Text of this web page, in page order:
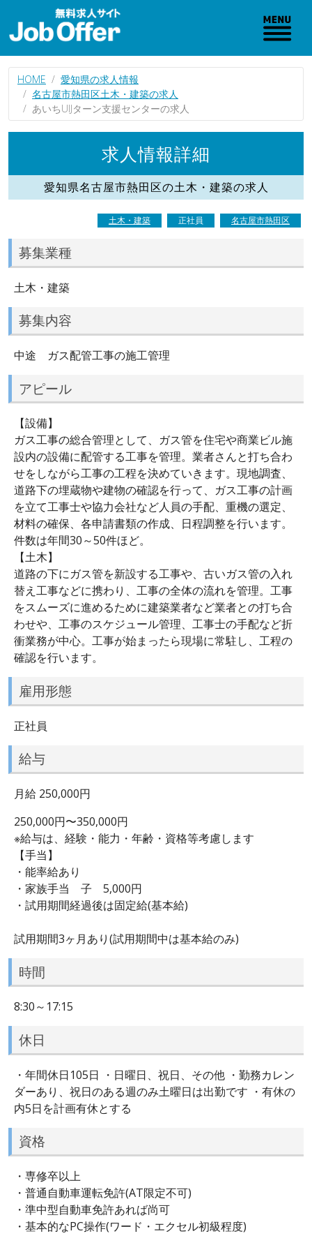
HOME
愛知県の求人情報
名古屋市熱田区土木・建築の求人
あいちUIJターン支援センターの求人
求人情報詳細
愛知県名古屋市熱田区の土木・建築の求人
土木・建築 正社員 名古屋市熱田区
募集業種
土木・建築
募集内容
中途 ガス配管工事の施工管理
アピール
【設備】
ガス工事の総合管理として、ガス管を住宅や商業ビル施
設内の設備に配管する工事を管理。業者さんと打ち合わ
せをしながら工事の工程を決めていきます。現地調査、
道路下の埋蔵物や建物の確認を行って、ガス工事の計画
を立て工事士や協力会社など人員の手配、重機の選定、
材料の確保、各申請書類の作成、日程調整を行います。
件数は年間30～50件ほど。
【土木】
道路の下にガス管を新設する工事や、古いガス管の入れ
替え工事などに携わり、工事の全体の流れを管理。工事
をスムーズに進めるために建築業者など業者との打ち合
わせや、工事のスケジュール管理、工事士の手配など折
衝業務が中心。工事が始まったら現場に常駐し、工程の
確認を行います。
雇用形態
正社員
給与
月給 250,000円
250,000円〜350,000円
※給与は、経験・能力・年齢・資格等考慮します
【手当】
・能率給あり
・家族手当 子 5,000円
・試用期間経過後は固定給(基本給)
試用期間3ヶ月あり(試用期間中は基本給のみ)
時間
8:30～17:15
休日
・年間休日105日 ・日曜日、祝日、その他 ・勤務カレン
ダーあり、祝日のある週のみ土曜日は出勤です ・有休の
内5日を計画有休とする
資格
・専修卒以上
・普通自動車運転免許(AT限定不可)
・準中型自動車免許あれば尚可
・基本的なPC操作(ワード・エクセル初級程度)